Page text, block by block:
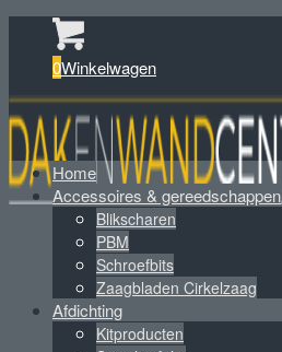
0Winkelwagen
Home
Accessoires & gereedschappen
Blikscharen
PBM
Schroefbits
Zaagbladen Cirkelzaag
Afdichting
Kitproducten